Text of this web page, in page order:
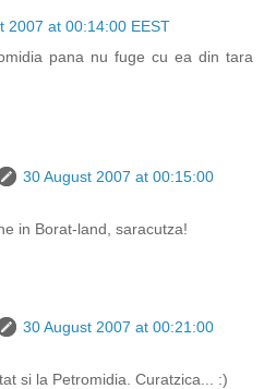
2007 at 00:14:00 EEST
pana nu fuge cu ea din tara
30 August 2007 at 00:15:00
in Borat-land, saracutza!
30 August 2007 at 00:21:00
si la Petromidia. Curatzica... :)